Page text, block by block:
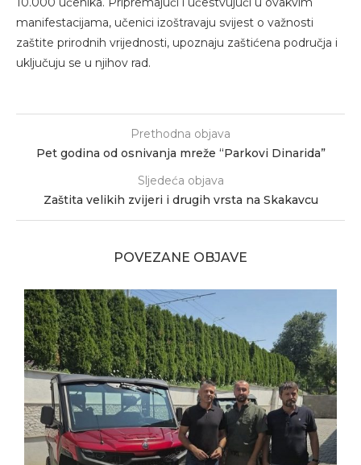
manifestacijama, učenici izoštravaju svijest o važnosti
zaštite prirodnih vrijednosti, upoznaju zaštićena područja i
uključuju se u njihov rad.
Prethodna objava
Pet godina od osnivanja mreže “Parkovi Dinarida”
Sljedeća objava
Zaštita velikih zvijeri i drugih vrsta na Skakavcu
POVEZANE OBJAVE